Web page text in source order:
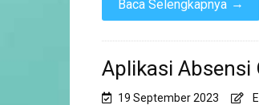
Baca Selengkapnya →
Aplikasi Absensi
19 September 2023